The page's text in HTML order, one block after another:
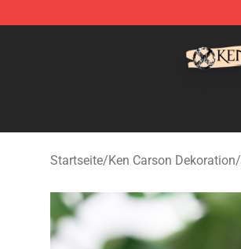
Startseite/Ken Carson Dekoration/